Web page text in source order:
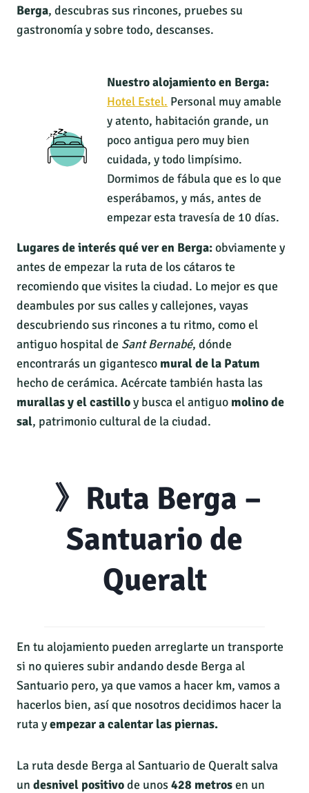
Berga, descubras sus rincones, pruebes su
gastronomía y sobre todo, descanses.
Nuestro alojamiento en Berga:
Hotel Estel. Personal muy amable
y atento, habitación grande, un
poco antigua pero muy bien
cuidada, y todo limpísimo.
Dormimos de fábula que es lo que
esperábamos, y más, antes de
empezar esta travesía de 10 días.
Lugares de interés qué ver en Berga:obviamente y
antes de empezar la ruta de los cátaros te
recomiendo que visites la ciudad. Lo mejor es que
deambules por sus calles y callejones, vayas
descubriendo sus rincones a tu ritmo, como el
antiguo hospital de Sant Bernabé, dónde
encontrarás un gigantesco mural de la Patum
hecho de cerámica. Acércate también hasta las
murallas y el castilloy busca el antiguo molino de
sal, patrimonio cultural de la ciudad.
》Ruta Berga –
Santuario de
Queralt
En tu alojamiento pueden arreglarte un transporte
si no quieres subir andando desde Berga al
Santuario pero, ya que vamos a hacer km, vamos a
hacerlos bien, así que nosotros decidimos hacer la
ruta yempezar a calentar las piernas.
La ruta desde Berga al Santuario de Queralt salva
un desnivel positivode unos428 metrosen un